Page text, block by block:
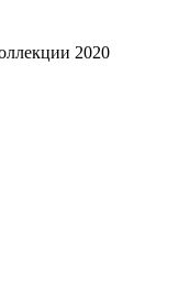
2020